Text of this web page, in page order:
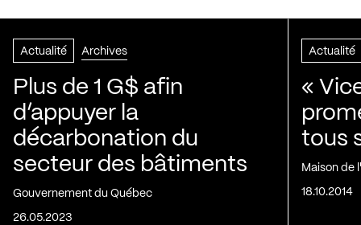
Actualité Archives
Plus de 1 G$ afin
d’appuyer la
décarbonation du
secteur des bâtiments
Gouvernement du Québec
26.05.2023
Actualité
«
tous
Maison de
18.10.2014